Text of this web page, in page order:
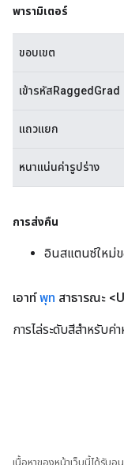
พารามิเตอร์
ขอบเขต
เข้ารหัสRaggedGrad
แถวแยก
หนาแน่นค่ารูปร่าง
การส่งคืน
อินสแตนซ์ใหม่ข
เอาท์พุท สาธารณะ
การไล่ระดับสีสำหรับ
เนื้อหาของหน้าเว็บนี้ได้รับอ